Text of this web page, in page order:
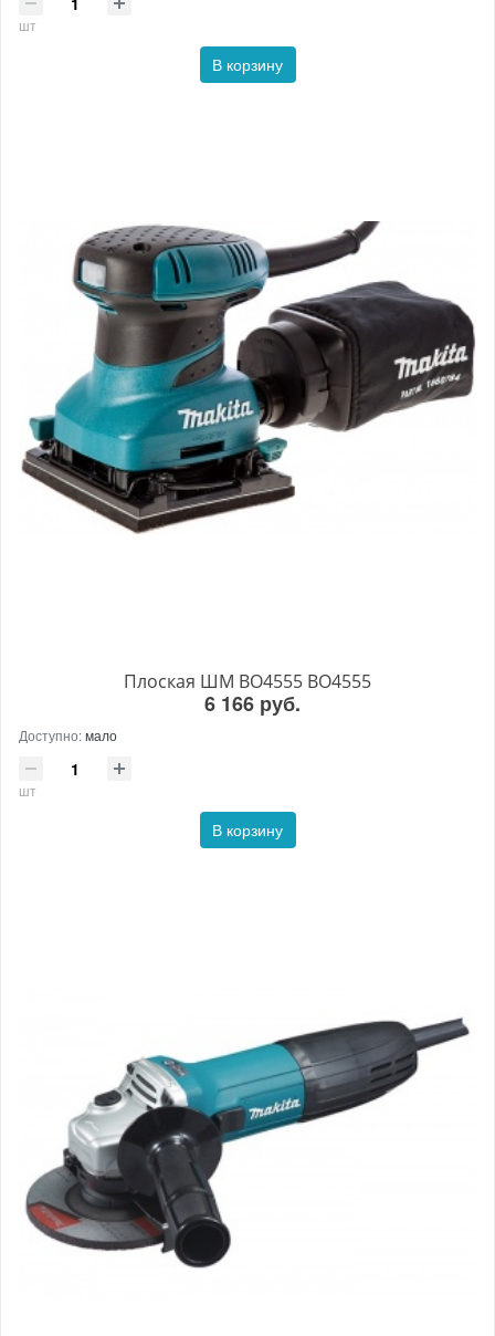
шт
В корзину
Плоская ШМ BO4555 BO4555
6 166 руб.
Доступно:мало
шт
В корзину